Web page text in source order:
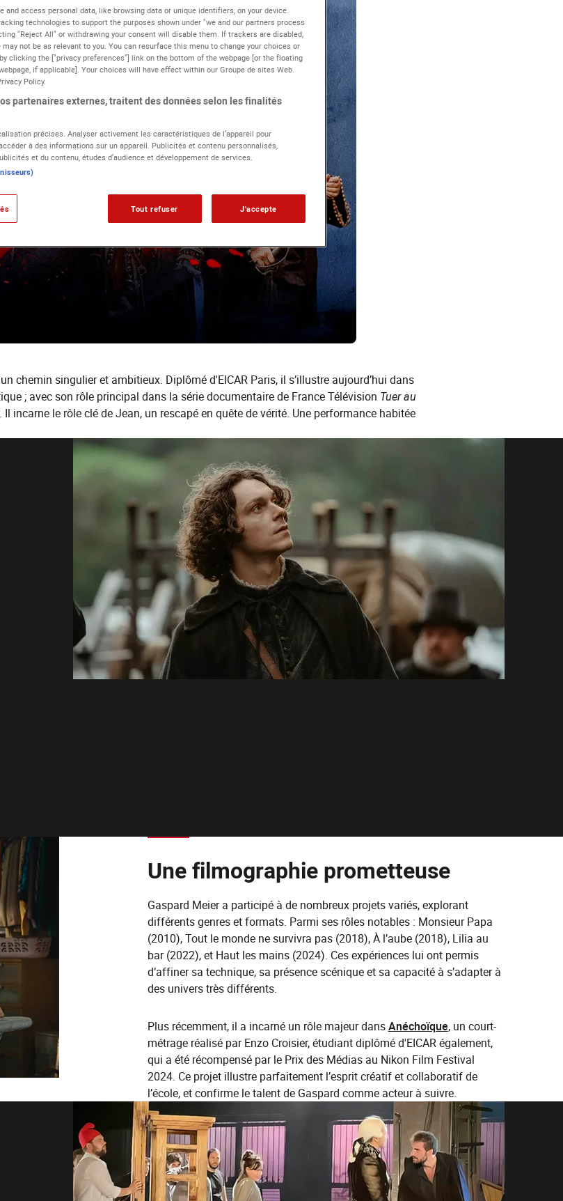
chemin singulier et ambitieux. Diplômé d'EICAR Paris, il s’illustre aujourd’hui dans
; avec son rôle principal dans la série documentaire de France Télévision Tuer au
Il incarne le rôle clé de Jean, un rescapé en quête de vérité. Une performance habitée
Une filmographie prometteuse
Gaspard Meier a participé à de nombreux projets variés, explorant
différents genres et formats. Parmi ses rôles notables : Monsieur Papa
(2010), Tout le monde ne survivra pas (2018), À l’aube (2018), Lilia au
bar (2022), et Haut les mains (2024). Ces expériences lui ont permis
d’affiner sa technique, sa présence scénique et sa capacité à s’adapter à
des univers très différents.
Plus récemment, il a incarné un rôle majeur dansAnéchoïque, un court-
métrage réalisé par Enzo Croisier, étudiant diplômé d'EICAR également,
qui a été récompensé par le Prix des Médias au Nikon Film Festival
2024. Ce projet illustre parfaitement l’esprit créatif et collaboratif de
l’école, et confirme le talent de Gaspard comme acteur à suivre.
and access personal data, like browsing data or unique identifiers, on your device.
technologies to support the purposes shown under "we and our partners process
"Reject All" or withdrawing your consent will disable them. If trackers are disabled,
not be as relevant to you. You can resurface this menu to change your choices or
clicking the ["privacy preferences"] link on the bottom of the webpage [or the floating
if applicable]. Your choices will have effect within our Groupe de sites Web.
Policy.
partenaires externes, traitent des données selon les finalités
précises. Analyser activement les caractéristiques de l’appareil pour
à des informations sur un appareil. Publicités et contenu personnalisés,
et du contenu, études d’audience et développement de services.
Tout refuser J'accepte